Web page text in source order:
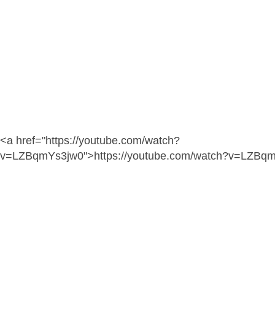
<a href="https://youtube.com/watch?
v=LZBqmYs3jw0">https://youtube.com/